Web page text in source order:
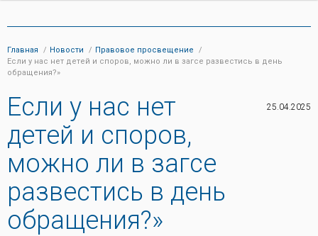
Главная Новости
Правовое просвещение
Если у нас нет детей и споров, можно ли в загсе развестись в день
обращения?»
Если у нас нет
детей и споров,
можно ли в загсе
развестись в день
обращения?»
25.04.2025